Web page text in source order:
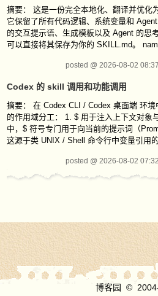
摘要： 这是一份完全本地化、翻译并优化
它保留了所有代码逻辑、系统变量和
的交互提示语、生成模板以及 Agent 的思
可以直接将其保存为你的 SKILL.md。
posted @ 2026-08-02
Codex 的 skill 调用和功能调用
摘要： 在 Codex CLI / Codex 桌面端 环
的作用域分工： 1. $ 用于注入上下文对象
中，$ 符号专门用于向当前的提示词（
这源于类 UNIX / Shell 命令行中变量引用的
posted @ 2026-08-02
博客园 ©